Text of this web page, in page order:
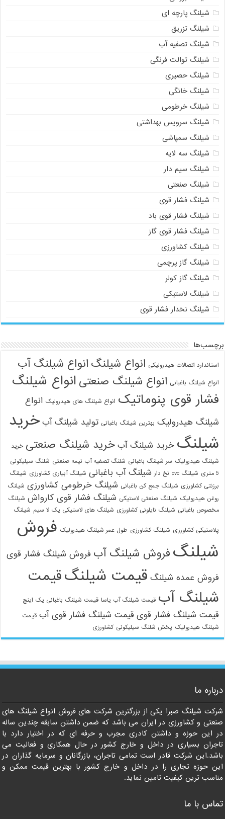
شیلنگ پارچه ای
شیلنگ تزریق
شیلنگ تصفیه آب
شیلنگ توالت فرنگی
شیلنگ حصیری
شیلنگ خانگی
شیلنگ خرطومی
شیلنگ سرویس بهداشتی
شیلنگ سمپاشی
شیلنگ سه لایه
شیلنگ سیم دار
شیلنگ صنعتی
شیلنگ فشار قوی
شیلنگ فشار قوی باد
شیلنگ فشار قوی گاز
شیلنگ کشاورزی
شیلنگ گاز پرچمی
شیلنگ گاز کولر
شیلنگ لاستیکی
شیلنگ نخدار فشار قوی
برچسب‌ها
استاندارد اتصالات هیدرولیکی انواع شیلنگ انواع شیلنگ آب
انواع شیلنگ باغبانی انواع شیلنگ صنعتی انواع شیلنگ
فشار قوی پنوماتیک انواع شیلنگ های هیدرولیک انواع
شیلنگ هیدرولیک بهترین شیلنگ باغبانی تولید شیلنگ آب خرید
شیلنگ خرید شیلنگ آب خرید شیلنگ صنعتی خرید
شیلنگ هیدرولیک سر شیلنگ باغبانی شلنگ تصفیه آب نیمه صنعتی شلنگ سیلیکونی
5 متری
شیلنگ pvc نخ دار شیلنگ آب باغبانی شیلنگ آبیاری کشاورزی شیلنگ
برزنتی کشاورزی شیلنگ جمع کن باغبانی شیلنگ خرطومی کشاورزی شیلنگ
روغن هیدرولیک شیلنگ صنعتی لاستیکی شیلنگ فشار قوی کارواش شیلنگ
مخصوص باغبانی شیلنگ نایلونی کشاورزی شیلنگ های لاستیکی یک لا سیم شیلنگ
پلاستیکی کشاورزی شیلنگ کشاورزی طول عمر شیلنگ هیدرولیک فروش
شیلنگ فروش شیلنگ آب فروش شیلنگ فشار قوی
فروش عمده شیلنگ قیمت شیلنگقیمت
شیلنگ آب قیمت شیلنگ آب یاسا قیمت شیلنگ باغبانی یک اینچ
قیمت شیلنگ فشار قوی قیمت شیلنگ فشار قوی آب قیمت
شیلنگ هیدرولیک پخش شلنگ سیلیکونی کشاورزی
درباره ما
شرکت شیلنگ صبرا یکی از بزرگترین شرکت های فروش انواع شیلنگ های
صنعتی و کشاورزی در ایران می باشد که ضمن داشتن سابقه چندین ساله
در این حوزه و داشتن کادری مجرب و حرفه ای که در اختیار دارد با
تاجران بسیاری در داخل و خارج کشور در حال همکاری و فعالیت می
باشد.این شرکت قادر است تمامی تاجران، بازرگانان و سرمایه گذاران در
این حوزه تجاری را در داخل و خارج کشور با بهترین قیمت ممکن و
مناسب ترین کیفیت تامین نماید.
تماس با ما